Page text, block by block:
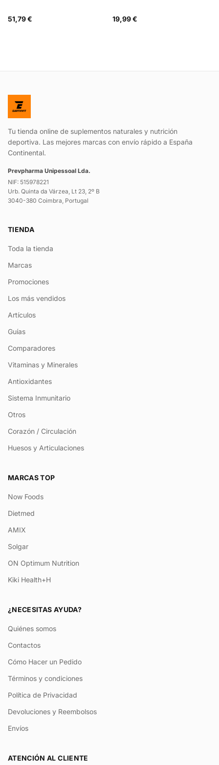
51,79 € 19,99 €
Tu tienda online de suplementos naturales y nutrición
deportiva. Las mejores marcas con envío rápido a España
Continental.
Prevpharma Unipessoal Lda.
NIF: 515978221
Urb. Quinta da Várzea, Lt 23, 2º B
3040-380 Coimbra, Portugal
TIENDA
Toda la tienda
Marcas
Promociones
Los más vendidos
Artículos
Guías
Comparadores
Vitaminas y Minerales
Antioxidantes
Sistema Inmunitario
Otros
Corazón / Circulación
Huesos y Articulaciones
MARCAS TOP
Now Foods
Dietmed
AMIX
Solgar
ON Optimum Nutrition
Kiki Health+H
¿NECESITAS AYUDA?
Quiénes somos
Contactos
Cómo Hacer un Pedido
Términos y condiciones
Política de Privacidad
Devoluciones y Reembolsos
Envíos
ATENCIÓN AL CLIENTE